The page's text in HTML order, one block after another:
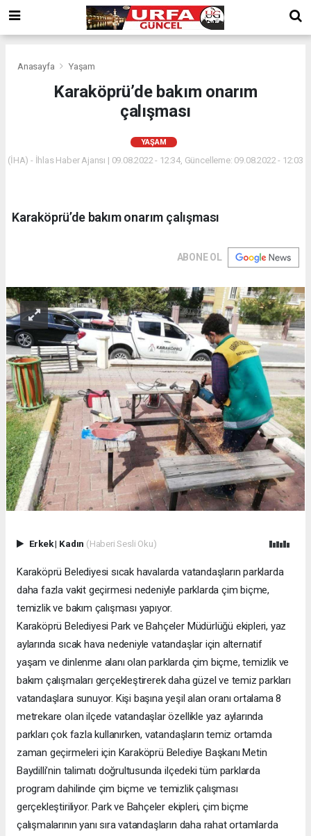
Anasayfa Yaşam
Karaköprü’de bakım onarım
çalışması
YAŞAM
(İHA) - İhlas Haber Ajansı | 09.08.2022 - 12:34, Güncelleme: 09.08.2022 - 12:03
Karaköprü’de bakım onarım çalışması
ABONE OL
Erkek| Kadın (Haberi Sesli Oku)
Karaköprü Belediyesi sıcak havalarda vatandaşların parklarda
daha fazla vakit geçirmesi nedeniyle parklarda çim biçme,
temizlik ve bakım çalışması yapıyor.
Karaköprü Belediyesi Park ve Bahçeler Müdürlüğü ekipleri, yaz
aylarında sıcak hava nedeniyle vatandaşlar için alternatif
yaşam ve dinlenme alanı olan parklarda çim biçme, temizlik ve
bakım çalışmaları gerçekleştirerek daha güzel ve temiz parkları
vatandaşlara sunuyor. Kişi başına yeşil alan oranı ortalama 8
metrekare olan ilçede vatandaşlar özellikle yaz aylarında
parkları çok fazla kullanırken, vatandaşların temiz ortamda
zaman geçirmeleri için Karaköprü Belediye Başkanı Metin
Baydilli’nin talimatı doğrultusunda ilçedeki tüm parklarda
program dahilinde çim biçme ve temizlik çalışması
gerçekleştiriliyor. Park ve Bahçeler ekipleri, çim biçme
çalışmalarının yanı sıra vatandaşların daha rahat ortamlarda